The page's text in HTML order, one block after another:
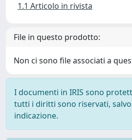
1.1 Articolo in rivista
File in questo prodotto:
Non ci sono file associati a
I documenti in IRIS sono
tutti i diritti sono riservati,
indicazione.